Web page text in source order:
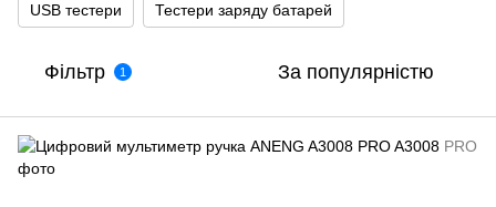
USB тестери Тестери заряду батарей
Фільтр 1 За популярністю